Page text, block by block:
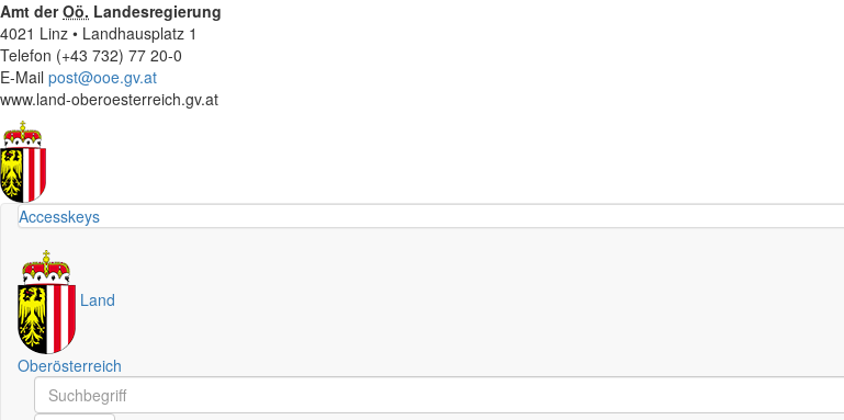
Amt derOö. Landesregierung
4021 Linz • Landhausplatz 1
Telefon (+43 732) 77 20-0
E-Mail post@ooe.gv.at
www.land-oberoesterreich.gv.at
Accesskeys
Land
Oberösterreich
Schnellsuche
Schnellsuche